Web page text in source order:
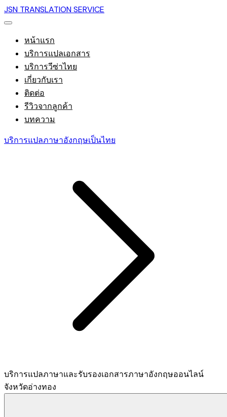
JSN TRANSLATION SERVICE
หน้าแรก
บริการแปลเอกสาร
บริการวีซ่าไทย
เกี่ยวกับเรา
ติดต่อ
รีวิวจากลูกค้า
บทความ
บริการแปลภาษาอังกฤษเป็นไทย
บริการแปลภาษาและรับรองเอกสารภาษาอังกฤษออนไลน์
จังหวัดอ่างทอง